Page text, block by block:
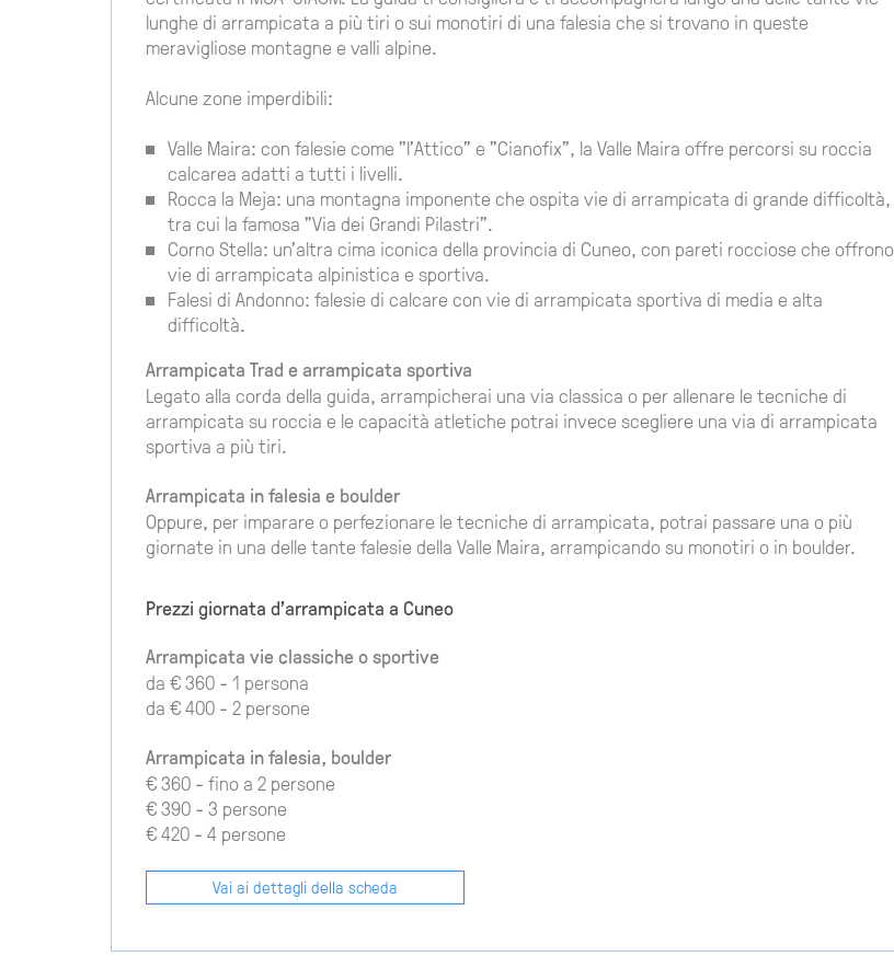
lunghe di arrampicata a più tiri o sui monotiri di una falesia che si trovano in queste
meravigliose montagne e valli alpine.
Alcune zone imperdibili:
Valle Maira: con falesie come "l'Attico" e "Cianofix", la Valle Maira offre percorsi su roccia
calcarea adatti a tutti i livelli.
Rocca la Meja: una montagna imponente che ospita vie di arrampicata di grande difficoltà,
tra cui la famosa "Via dei Grandi Pilastri".
Corno Stella: un'altra cima iconica della provincia di Cuneo, con pareti rocciose che offrono
vie di arrampicata alpinistica e sportiva.
Falesi di Andonno: falesie di calcare con vie di arrampicata sportiva di media e alta
difficoltà.
Arrampicata Trad e arrampicata sportiva
Legato alla corda della guida, arrampicherai una via classica o per allenare le tecniche di
arrampicata su roccia e le capacità atletiche potrai invece scegliere una via di arrampicata
sportiva a più tiri.
Arrampicata in falesia e boulder
Oppure, per imparare o perfezionare le tecniche di arrampicata, potrai passare una o più
giornate in una delle tante falesie della Valle Maira, arrampicando su monotiri o in boulder.
Prezzi giornata d'arrampicata a Cuneo
Arrampicata vie classiche o sportive
da € 360 - 1 persona
da € 400 - 2 persone
Arrampicata in falesia, boulder
€ 360 - fino a 2 persone
€ 390 - 3 persone
€ 420 - 4 persone
Vai ai dettagli della scheda